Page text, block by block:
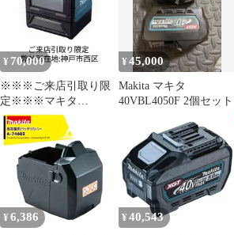
DC40RA+マックパック
2 セット A-71978 純正
バッテリー
¥ 70,000
※※※ご来店引取り限
定※※※マキタ
（makita）充電式電子
レンジ 本体のみ
MW001G
¥45,000
Makita マキタ
40VBL4050F 2個セット
¥ 6,386 ¥ 40,543